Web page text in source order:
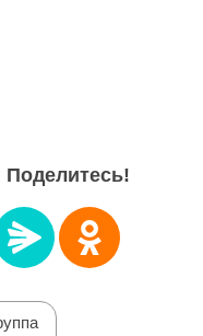
Поделитесь!